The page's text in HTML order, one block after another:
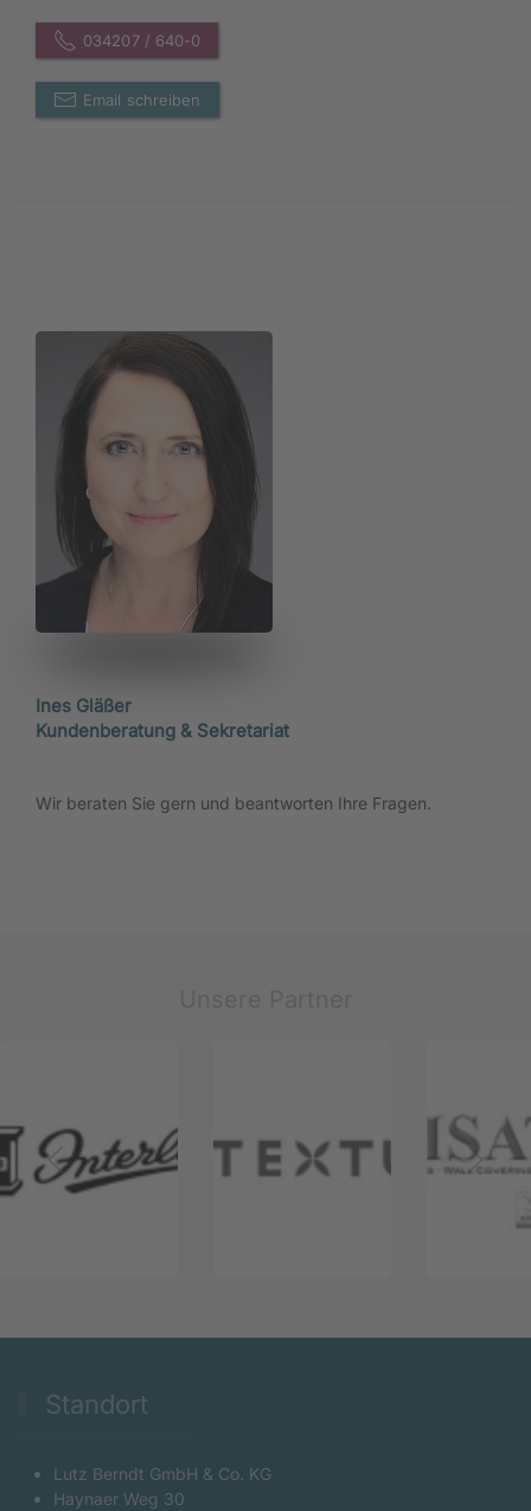
034207 / 640-0
Email schreiben
Ines Gläßer
Kundenberatung & Sekretariat
Wir beraten Sie gern und beantworten Ihre Fragen.
Standort
Lutz Berndt GmbH & Co. KG
Haynaer Weg 30